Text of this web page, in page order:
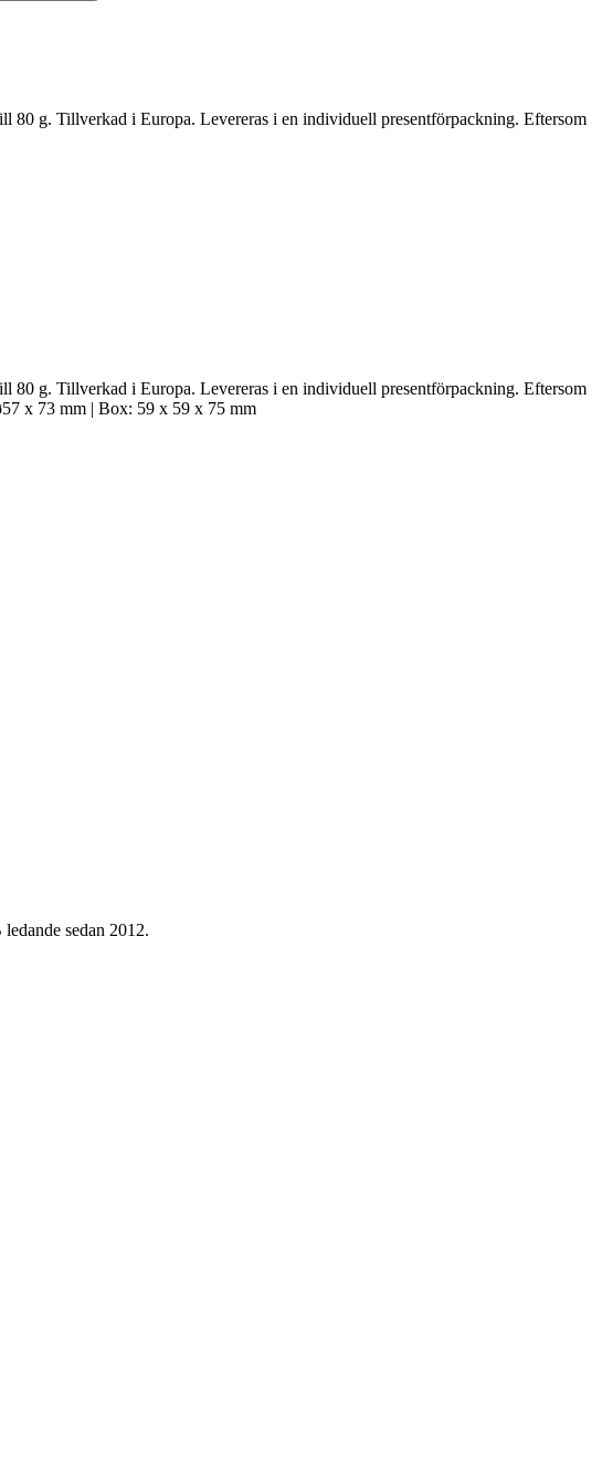
g. Tillverkad i Europa. Levereras i en individuell presentförpackning. Eftersom
g. Tillverkad i Europa. Levereras i en individuell presentförpackning. Eftersom
x 73 mm | Box: 59 x 59 x 75 mm
sedan 2012.